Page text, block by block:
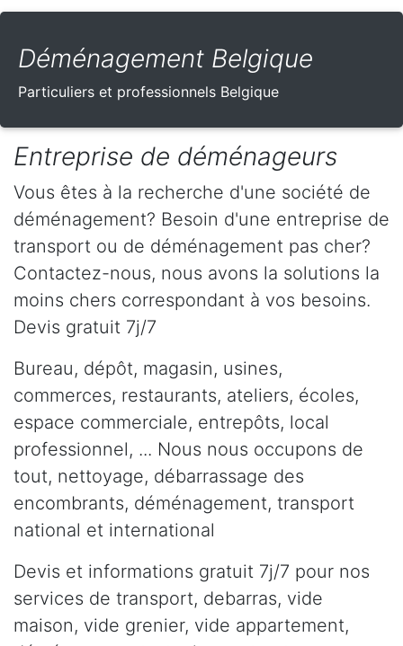
Déménagement Belgique
Particuliers et professionnels Belgique
Entreprise de déménageurs
Vous êtes à la recherche d'une société de
déménagement? Besoin d'une entreprise de
transport ou de déménagement pas cher?
Contactez-nous, nous avons la solutions la
moins chers correspondant à vos besoins.
Devis gratuit 7j/7
Bureau, dépôt, magasin, usines,
commerces, restaurants, ateliers, écoles,
espace commerciale, entrepôts, local
professionnel, ... Nous nous occupons de
tout, nettoyage, débarrassage des
encombrants, déménagement, transport
national et international
Devis et informations gratuit 7j/7 pour nos
services de transport, debarras, vide
maison, vide grenier, vide appartement,